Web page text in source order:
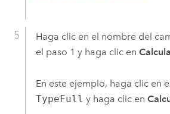
Haga clic en el nombre del
el paso 1 y haga clic en
En este ejemplo, haga clic en
TypeFull y haga clic en